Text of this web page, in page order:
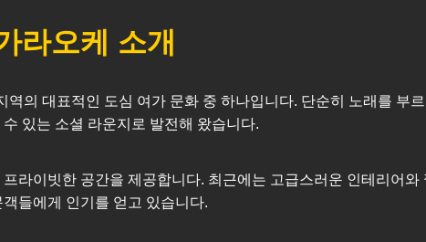
라오케 소개
역의 대표적인 도심 여가 문화 중 하나입니다. 단순히 노래를 부
있는 소셜 라운지로 발전해 왔습니다.
라이빗한 공간을 제공합니다. 최근에는 고급스러운 인테리어와
들에게 인기를 얻고 있습니다.